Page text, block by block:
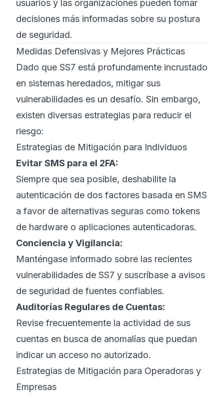
usuarios y las organizaciones pueden tomar
decisiones más informadas sobre su postura
de seguridad.
Medidas Defensivas y Mejores Prácticas
Dado que SS7 está profundamente incrustado
en sistemas heredados, mitigar sus
vulnerabilidades es un desafío. Sin embargo,
existen diversas estrategias para reducir el
riesgo:
Estrategias de Mitigación para Individuos
Evitar SMS para el 2FA:
Siempre que sea posible, deshabilite la
autenticación de dos factores basada en SMS
a favor de alternativas seguras como tokens
de hardware o aplicaciones autenticadoras.
Conciencia y Vigilancia:
Manténgase informado sobre las recientes
vulnerabilidades de SS7 y suscríbase a avisos
de seguridad de fuentes confiables.
Auditorías Regulares de Cuentas:
Revise frecuentemente la actividad de sus
cuentas en busca de anomalías que puedan
indicar un acceso no autorizado.
Estrategias de Mitigación para Operadoras y
Empresas